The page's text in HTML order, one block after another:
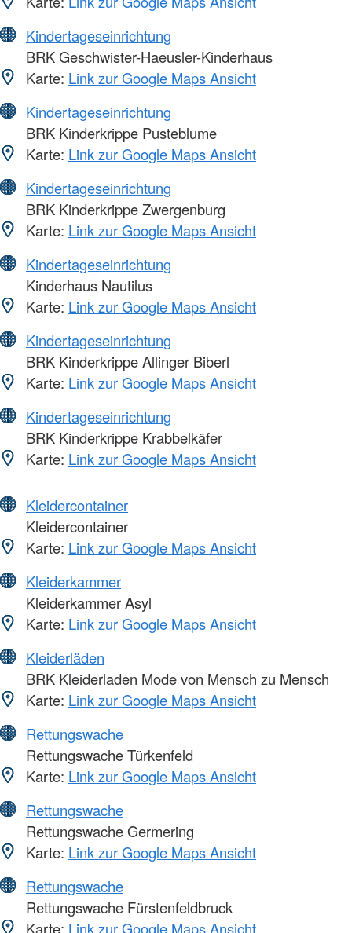
Kindertageseinrichtung
BRK Geschwister-Haeusler-Kinderhaus
Karte: Link zur Google Maps Ansicht
Kindertageseinrichtung
BRK Kinderkrippe Pusteblume
Karte: Link zur Google Maps Ansicht
Kindertageseinrichtung
BRK Kinderkrippe Zwergenburg
Karte: Link zur Google Maps Ansicht
Kindertageseinrichtung
Kinderhaus Nautilus
Karte: Link zur Google Maps Ansicht
Kindertageseinrichtung
BRK Kinderkrippe Allinger Biberl
Karte: Link zur Google Maps Ansicht
Kindertageseinrichtung
BRK Kinderkrippe Krabbelkäfer
Karte: Link zur Google Maps Ansicht
Kleidercontainer
Kleidercontainer
Karte: Link zur Google Maps Ansicht
Kleiderkammer
Kleiderkammer Asyl
Karte: Link zur Google Maps Ansicht
Kleiderläden
BRK Kleiderladen Mode von Mensch zu Mensch
Karte: Link zur Google Maps Ansicht
Rettungswache
Rettungswache Türkenfeld
Karte: Link zur Google Maps Ansicht
Rettungswache
Rettungswache Germering
Karte: Link zur Google Maps Ansicht
Rettungswache
Rettungswache Fürstenfeldbruck
Karte: Link zur Google Maps Ansicht